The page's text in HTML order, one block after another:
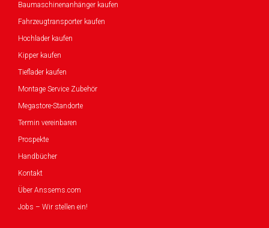
Baumaschinenanhänger kaufen
Fahrzeugtransporter kaufen
Hochlader kaufen
Kipper kaufen
Tieflader kaufen
Montage Service Zubehör
Megastore-Standorte
Termin vereinbaren
Prospekte
Handbücher
Kontakt
Über Anssems.com
Jobs – Wir stellen ein!